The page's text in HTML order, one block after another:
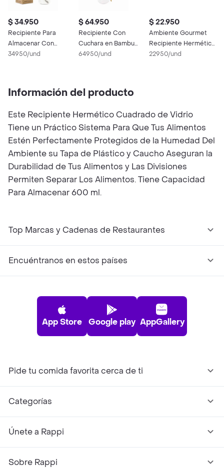
$ 34.950
Recipiente Para
Almacenar Con
Cuchara 200 mL
34950/und
$ 64.950
Recipiente Con
Cuchara en Bambu
Grande Ambiente
64950/und
$ 22.950
Ambiente Gourmet
Recipiente Hermético
Blanco
22950/und
Información del producto
Este Recipiente Hermético Cuadrado de Vidrio
Tiene un Práctico Sistema Para Que Tus Alimentos
Estén Perfectamente Protegidos de la Humedad Del
Ambiente su Tapa de Plástico y Caucho Aseguran la
Durabilidad de Tus Alimentos y Las Divisiones
Permiten Separar Los Alimentos. Tiene Capacidad
Para Almacenar 600 ml.
Top Marcas y Cadenas de Restaurantes
Encuéntranos en estos países
App Store Google play AppGallery
Pide tu comida favorita cerca de ti
Categorías
Únete a Rappi
Sobre Rappi